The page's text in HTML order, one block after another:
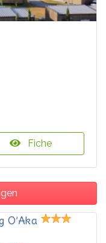
Fiche
O’Aka